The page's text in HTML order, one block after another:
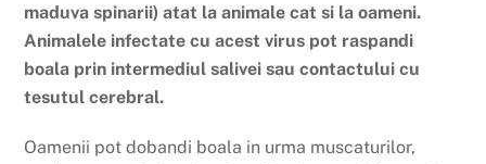
maduva spinarii) atat la animale cat si la oameni.
Animalele infectate cu acest virus pot raspandi
boala prin intermediul salivei sau contactului cu
tesutul cerebral.
Oamenii pot dobandi boala in urma muscaturilor,